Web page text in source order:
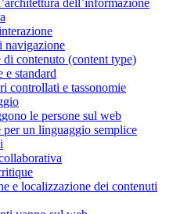
dell’informazione
navigazione
contenuto (content type)
e standard
controllati e tassonomie
le persone sul web
un linguaggio semplice
e localizzazione dei contenuti